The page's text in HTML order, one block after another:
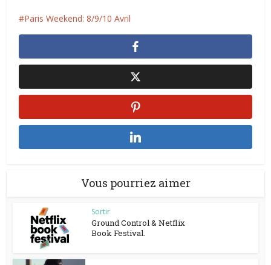
Paris Weekend: 8/9/10 Avril
Vous pourriez aimer
Sortir
Ground Control & Netflix
Book Festival.